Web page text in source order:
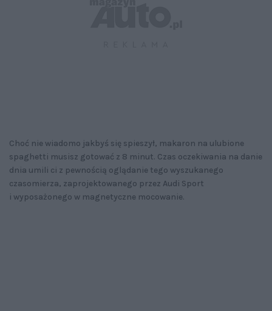
Choć nie wiadomo jakbyś się spieszył, makaron na ulubione
spaghetti musisz gotować z 8 minut. Czas oczekiwania na danie
dnia umili ci z pewnością oglądanie tego wyszukanego
czasomierza, zaprojektowanego przez Audi Sport
i wyposażonego w magnetyczne mocowanie.